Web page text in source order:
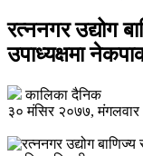
रत्ननगर उद्योग
उपाध्यक्षमा
कालिका दैनिक
३० मंसिर २०७७,